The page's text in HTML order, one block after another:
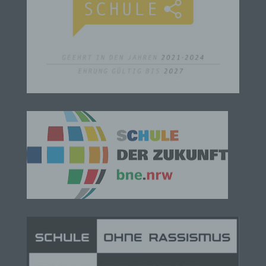
Verbreitung oder eine andere Form der
Bereitstellung, den Abgleich oder die Verknüpfung,
die Einschränkung, das Löschen oder die
d) Einschränkung der Verarbeitung
gespeicherter personenbezogener Daten mit dem
e) Profiling
Profiling ist jede Art der automatisierten
Verarbeitung personenbezogener Daten, die darin
besteht, dass diese personenbezogenen Daten
verwendet werden, um bestimmte persönliche
Aspekte, die sich auf eine natürliche Person
Zuverlässigkeit, Verhalten, Aufenthaltsort oder
Ortswechsel dieser natürlichen Person zu